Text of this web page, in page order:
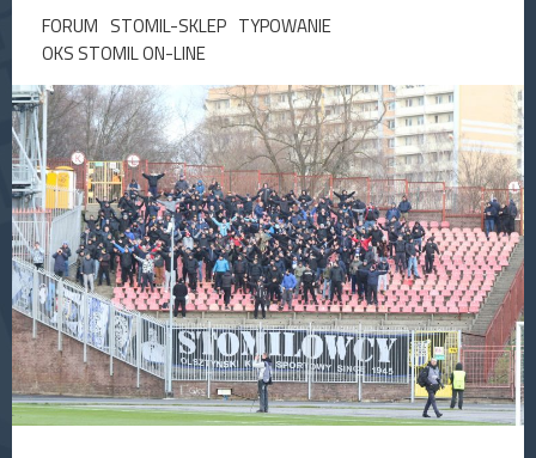
FORUM STOMIL-SKLEP TYPOWANIE
OKS STOMIL ON-LINE